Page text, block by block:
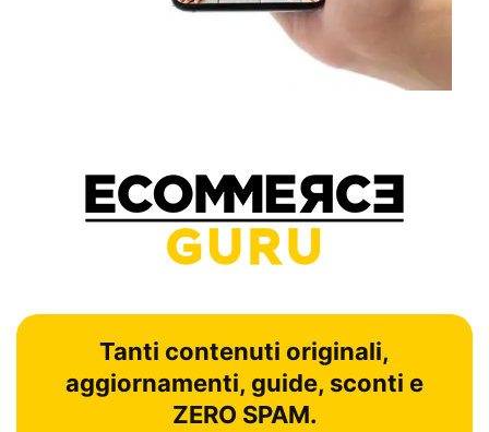
Tanti contenuti originali,
aggiornamenti, guide, sconti e
ZERO SPAM.